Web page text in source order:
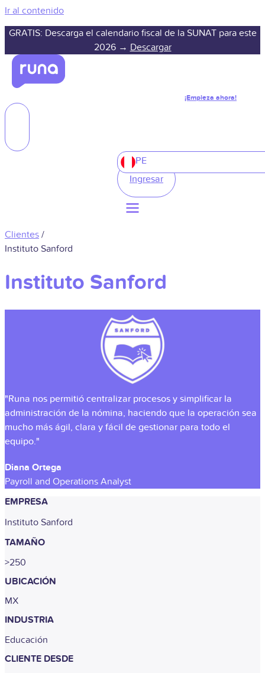
Ir al contenido
GRATIS: Descarga el calendario fiscal de la SUNAT para este
2026 → Descargar
¡Empieza ahora!
PE
Ingresar
Clientes /
Instituto Sanford
Instituto Sanford
"Runa nos permitió centralizar procesos y simplificar la
administración de la nómina, haciendo que la operación sea
mucho más ágil, clara y fácil de gestionar para todo el
equipo."
Diana Ortega
Payroll and Operations Analyst
EMPRESA
Instituto Sanford
TAMAÑO
>250
UBICACIÓN
MX
INDUSTRIA
Educación
CLIENTE DESDE